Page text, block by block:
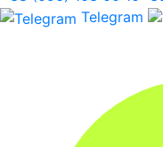
Telegram